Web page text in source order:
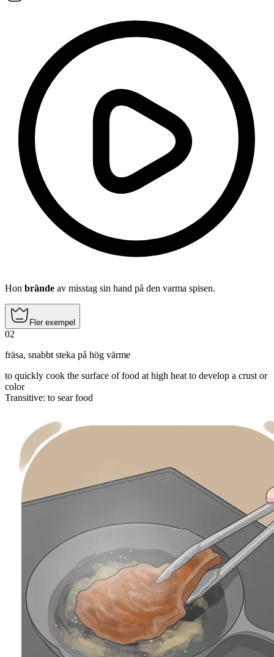
Hon brände av misstag sin hand på den varma spisen.
Fler exempel
02
fräsa, snabbt steka på hög värme
to quickly cook the surface of food at high heat to develop a crust or
color
Transitive: to searfood